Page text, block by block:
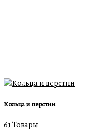
Кольца и перстни
61 Товары